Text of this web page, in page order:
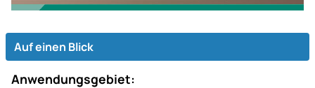
Auf einen Blick
Anwendungsgebiet: